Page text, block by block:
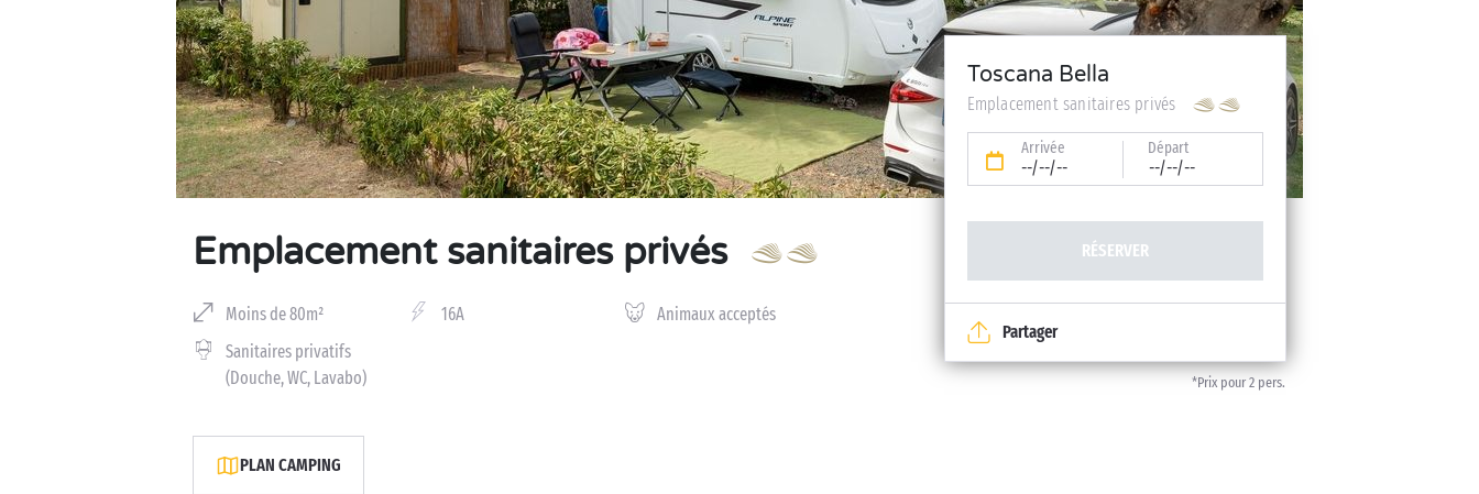
Emplacement sanitaires privés
Moins de 80m² 16A
Animaux acceptés
Sanitaires privatifs
(Douche, WC, Lavabo)
PLAN CAMPING
Toscana Bella
Emplacement sanitaires privés
Arrivée
--/--/--
Départ
--/--/--
RÉSERVER
*Prix pour 2 pers.
Partager
Business Village by Sandaya